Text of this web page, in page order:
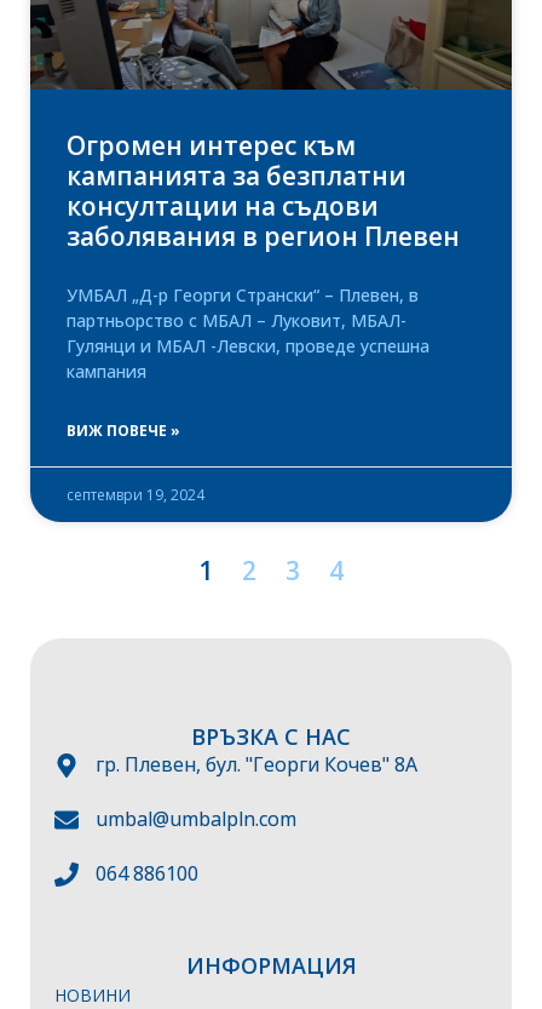
Огромен интерес към
кампанията за безплатни
консултации на съдови
заболявания в регион Плевен
УМБАЛ „Д-р Георги Странски“ – Плевен, в
партньорство с МБАЛ – Луковит, МБАЛ-
Гулянци и МБАЛ -Левски, проведе успешна
кампания
ВИЖ ПОВЕЧЕ »
септември 19, 2024
1 2 3 4
ИНФОРМАЦИЯ
НОВИНИ
ВРЪЗКА С НАС
гр. Плевен, бул. "Георги Кочев" 8А
umbal@umbalpln.com
064 886100